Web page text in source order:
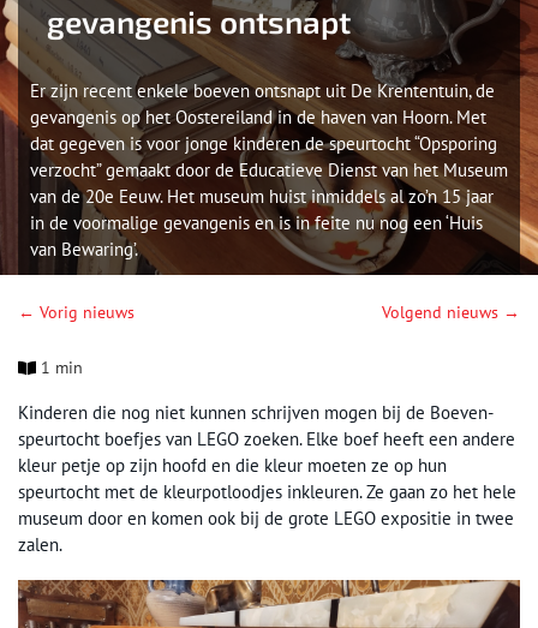
gevangenis ontsnapt
Er zijn recent enkele boeven ontsnapt uit De Krententuin, de
gevangenis op het Oostereiland in de haven van Hoorn. Met
dat gegeven is voor jonge kinderen de speurtocht “Opsporing
verzocht” gemaakt door de Educatieve Dienst van het Museum
van de 20e Eeuw. Het museum huist inmiddels al zo’n 15 jaar
in de voormalige gevangenis en is in feite nu nog een ‘Huis
van Bewaring’.
← Vorig nieuws Volgend nieuws →
1 min
Kinderen die nog niet kunnen schrijven mogen bij de Boeven-
speurtocht boefjes van LEGO zoeken. Elke boef heeft een andere
kleur petje op zijn hoofd en die kleur moeten ze op hun
speurtocht met de kleurpotloodjes inkleuren. Ze gaan zo het hele
museum door en komen ook bij de grote LEGO expositie in twee
zalen.